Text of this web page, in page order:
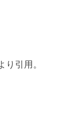
り引用。